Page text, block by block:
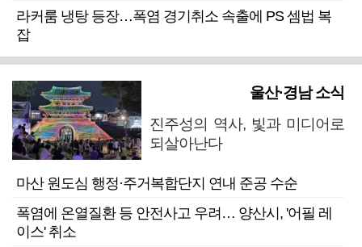
라커룸 냉탕 등장…폭염 경기취소 속출에 PS 셈법 복
잡
울산·경남 소식
진주성의 역사, 빛과 미디어로
되살아난다
마산 원도심 행정·주거복합단지 연내 준공 수순
폭염에 온열질환 등 안전사고 우려… 양산시, '어필 레
이스' 취소